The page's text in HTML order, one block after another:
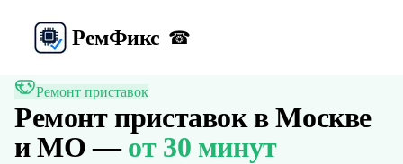
РемФикс ☎
Ремонт приставок
Ремонт приставокв Москве
и МО — от 30 минут